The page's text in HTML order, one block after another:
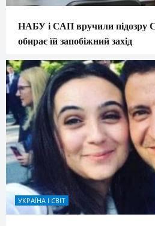
НАБУ і САП вручили підозру
обирає їй запобіжний захід
УКРАЇНА І СВІТ